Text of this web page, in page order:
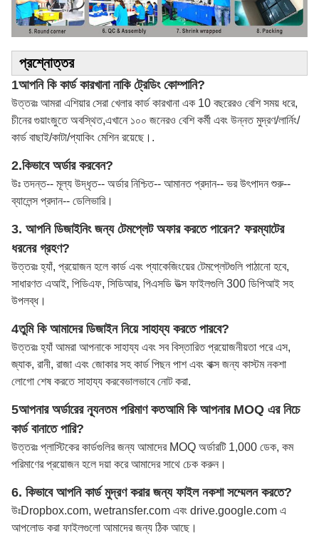
প্রশ্নোত্তর
1আপনি কি কার্ড কারখানা নাকি ট্রেডিং কোম্পানি?
উত্তরঃ আমরা এশিয়ার সেরা খেলার কার্ড কারখানা এক 10 বছরেরও বেশি সময় ধরে,
চীনের গুয়াংজুতে অবস্থিত,এখানে ১০০ জনেরও বেশি কর্মী এবং উন্নত মুদ্রণ/লার্নিং/
কার্ড বাছাই/কাটা/প্যাকিং মেশিন রয়েছে।.
2.কিভাবে অর্ডার করবেন?
উঃ তদন্ত-- মূল্য উদ্ধৃত-- অর্ডার নিশ্চিত-- আমানত প্রদান-- ভর উৎপাদন শুরু--
ব্যালেন্স প্রদান-- ডেলিভারি।
3. আপনি ডিজাইনিং জন্য টেমপ্লেট অফার করতে পারেন? ফরম্যাটের
ধরনের গ্রহণ?
উত্তরঃ হ্যাঁ, প্রয়োজন হলে কার্ড এবং প্যাকেজিংয়ের টেমপ্লেটগুলি পাঠানো হবে,
সাধারণত এআই, পিডিএফ, সিডিআর, পিএসডি উত্স ফাইলগুলি 300 ডিপিআই সহ
উপলব্ধ।
4তুমি কি আমাদের ডিজাইন নিয়ে সাহায্য করতে পারবে?
উত্তরঃ হ্যাঁ আমরা আপনাকে সাহায্য এবং সব বিস্তারিত প্রয়োজনীয়তা পরে এস,
জ্যাক, রানী, রাজা এবং জোকার সহ কার্ড পিছন পাশ এবং বাক্স জন্য কাস্টম নকশা
লোগো শেষ করতে সাহায্য করবেভালভাবে নোট করা.
5আপনার অর্ডারের ন্যূনতম পরিমাণ কতআমি কি আপনার MOQ এর নিচে
কার্ড বানাতে পারি?
উত্তরঃ প্লাস্টিকের কার্ডগুলির জন্য আমাদের MOQ অর্ডারটি 1,000 ডেক, কম
পরিমাণের প্রয়োজন হলে দয়া করে আমাদের সাথে চেক করুন।
6. কিভাবে আপনি কার্ড মুদ্রণ করার জন্য ফাইল নকশা সম্মেলন করতে?
উঃDropbox.com, wetransfer.com এবং drive.google.com এ
আপলোড করা ফাইলগুলো আমাদের জন্য ঠিক আছে।